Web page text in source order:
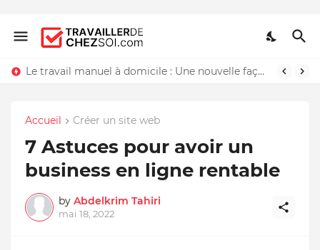
Le travail manuel à domicile : Une nouvelle façon de travailler chez soi
Accueil Créer un site web
7 Astuces pour avoir un
business en ligne rentable
by Abdelkrim Tahiri
mai 18, 2022